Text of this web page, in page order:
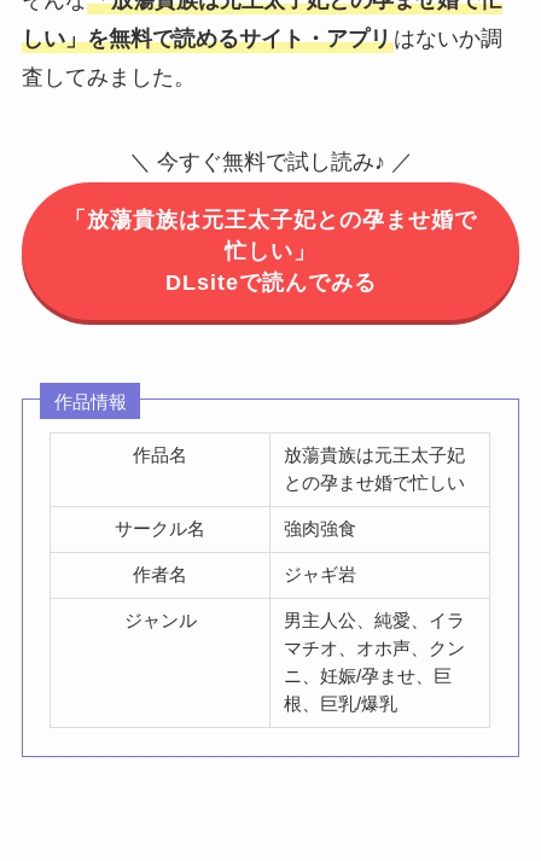
しい」を無料で読めるサイト・アプリはないか調
査してみました。
＼ 今すぐ無料で試し読み♪ ／
「放蕩貴族は元王太子妃との孕ませ婚で
忙しい」
DLsiteで読んでみる
作品情報
作品名
放蕩貴族は元王太子妃
との孕ませ婚で忙しい
サークル名 強肉強食
作者名 ジャギ岩
ジャンル
男主人公、純愛、イラ
マチオ、オホ声、クン
ニ、妊娠/孕ませ、巨
根、巨乳/爆乳